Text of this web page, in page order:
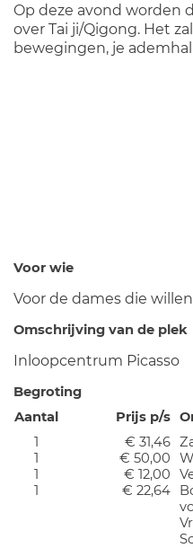
Op deze avond worden
over Tai ji/Qigong. Het
bewegingen, je
Voor wie
Voor de dames die
Omschrijving van de plek
Inloopcentrum Picasso
Begroting
Aantal
Prijs p/s
1
€ 31,46
1
€ 50,00
1
€ 12,00
1
€ 22,64